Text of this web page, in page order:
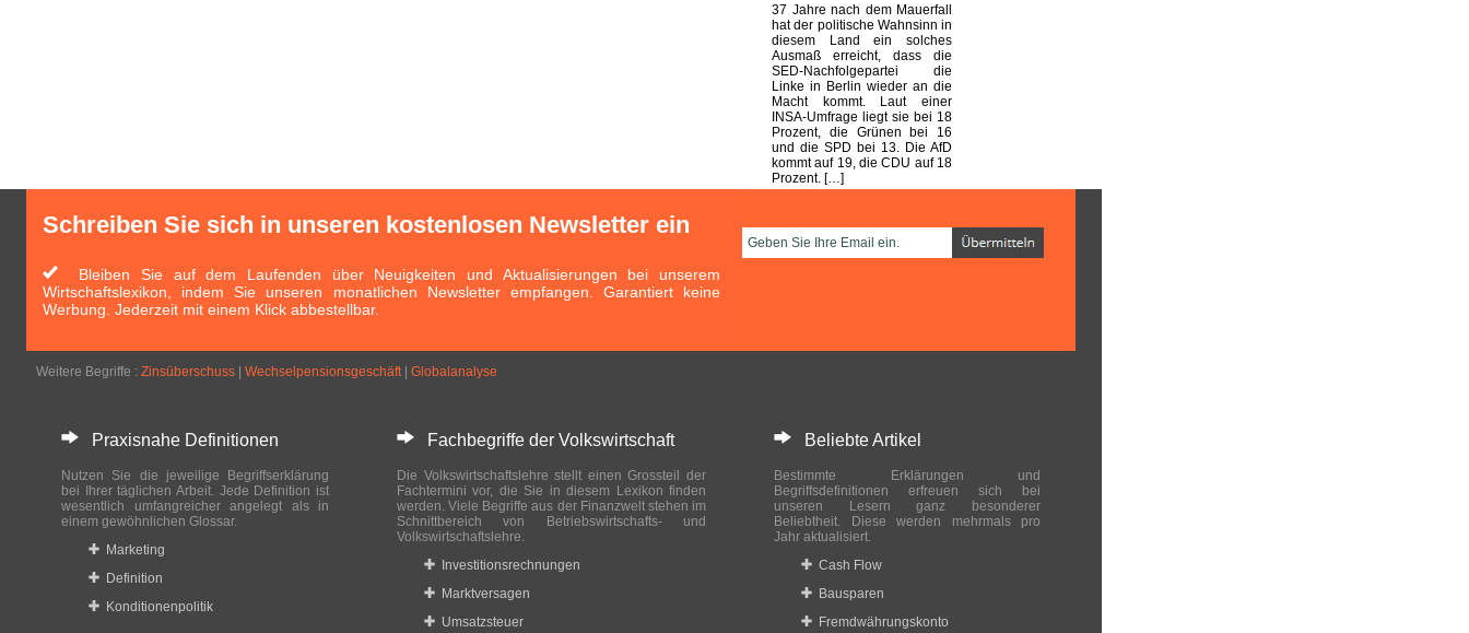
37 Jahre nach dem Mauerfall
hat der politische Wahnsinn in
diesem Land ein solches
Ausmaß erreicht, dass die
SED-Nachfolgepartei die
Linke in Berlin wieder an die
Macht kommt. Laut einer
INSA-Umfrage liegt sie bei 18
Prozent, die Grünen bei 16
und die SPD bei 13. Die AfD
kommt auf 19, die CDU auf 18
Prozent. […]
Schreiben Sie sich in unseren kostenlosen Newsletter ein
Bleiben Sie auf dem Laufenden über Neuigkeiten und Aktualisierungen bei unserem
Wirtschaftslexikon, indem Sie unseren monatlichen Newsletter empfangen. Garantiert keine
Werbung. Jederzeit mit einem Klick abbestellbar.
Weitere Begriffe : Zinsüberschuss Wechselpensionsgeschäft| Globalanalyse
Praxisnahe Definitionen
Nutzen Sie die jeweilige Begriffserklärung
bei Ihrer täglichen Arbeit. Jede Definition ist
wesentlich umfangreicher angelegt als in
einem gewöhnlichen Glossar.
Marketing
Definition
Konditionenpolitik
Fachbegriffe der Volkswirtschaft
Die Volkswirtschaftslehre stellt einen Grossteil der
Fachtermini vor, die Sie in diesem Lexikon finden
werden. Viele Begriffe aus der Finanzwelt stehen im
Schnittbereich von Betriebswirtschafts- und
Volkswirtschaftslehre.
Investitionsrechnungen
Marktversagen
Umsatzsteuer
Beliebte Artikel
Bestimmte Erklärungen und
Begriffsdefinitionen erfreuen sich bei
unseren Lesern ganz besonderer
Beliebtheit. Diese werden mehrmals pro
Jahr aktualisiert.
Cash Flow
Bausparen
Fremdwährungskonto